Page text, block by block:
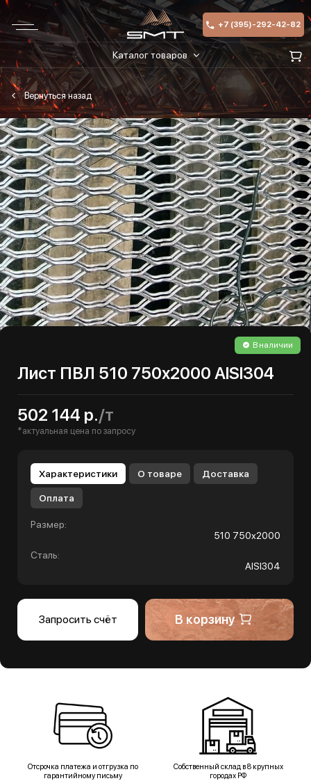
+7 (395)-292-42-82
Каталог товаров
В наличии
Лист ПВЛ 510 750х2000 AISI304
502 144 р./т
*актуальная цена по запросу
Характеристики О товаре Доставка
Оплата
Размер:
510 750х2000
Сталь:
AISI304
Запросить счёт В корзину
Отсрочка платежа и отгрузка по
гарантийному письму
Собственный склад в 8 крупных
городах РФ